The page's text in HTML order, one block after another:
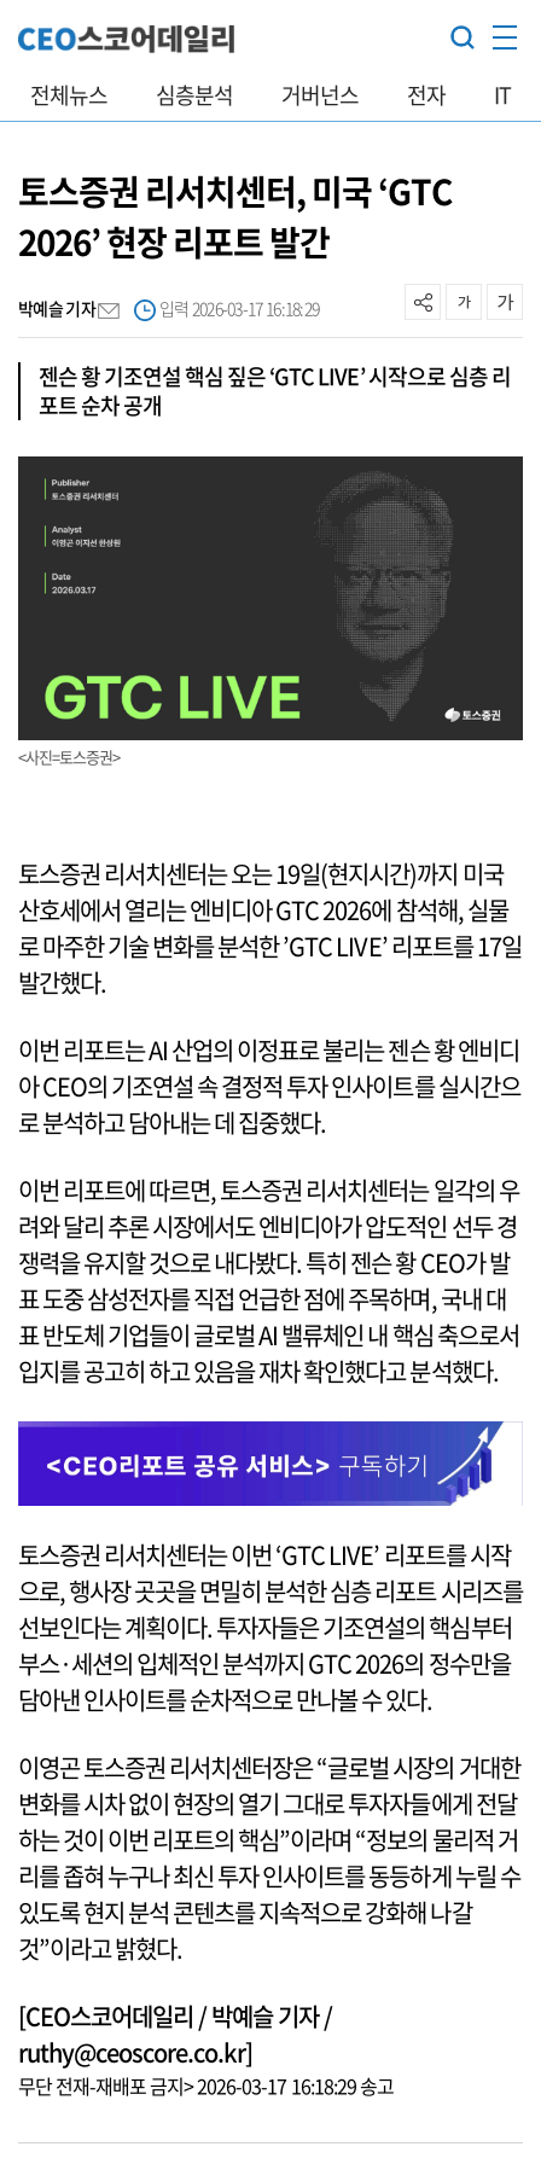
전체뉴스 심층분석 거버넌스 전자 IT
토스증권 리서치센터, 미국 ‘GTC
2026’ 현장 리포트 발간
박예슬 기자 입력 2026-03-17 16:18:29
젠슨 황 기조연설 핵심 짚은 ‘GTC LIVE’ 시작으로 심층 리
포트 순차 공개
<사진=토스증권>
토스증권 리서치센터는 오는 19일(현지시간)까지 미국
산호세에서 열리는 엔비디아 GTC 2026에 참석해, 실물
로 마주한 기술 변화를 분석한 ’GTC LIVE’ 리포트를 17일
발간했다.
이번 리포트는 AI 산업의 이정표로 불리는 젠슨 황 엔비디
아 CEO의 기조연설 속 결정적 투자 인사이트를 실시간으
로 분석하고 담아내는 데 집중했다.
이번 리포트에 따르면, 토스증권 리서치센터는 일각의 우
려와 달리 추론 시장에서도 엔비디아가 압도적인 선두 경
쟁력을 유지할 것으로 내다봤다. 특히 젠슨 황 CEO가 발
표 도중 삼성전자를 직접 언급한 점에 주목하며, 국내 대
표 반도체 기업들이 글로벌 AI 밸류체인 내 핵심 축으로서
입지를 공고히 하고 있음을 재차 확인했다고 분석했다.
토스증권 리서치센터는 이번 ‘GTC LIVE’ 리포트를 시작
으로, 행사장 곳곳을 면밀히 분석한 심층 리포트 시리즈를
선보인다는 계획이다. 투자자들은 기조연설의 핵심부터
부스·세션의 입체적인 분석까지 GTC 2026의 정수만을
담아낸 인사이트를 순차적으로 만나볼 수 있다.
이영곤 토스증권 리서치센터장은 “글로벌 시장의 거대한
변화를 시차 없이 현장의 열기 그대로 투자자들에게 전달
하는 것이 이번 리포트의 핵심”이라며 “정보의 물리적 거
리를 좁혀 누구나 최신 투자 인사이트를 동등하게 누릴 수
있도록 현지 분석 콘텐츠를 지속적으로 강화해 나갈
것”이라고 밝혔다.
[CEO스코어데일리 / 박예슬 기자 /
ruthy@ceoscore.co.kr]
무단 전재-재배포 금지> 2026-03-17 16:18:29 송고